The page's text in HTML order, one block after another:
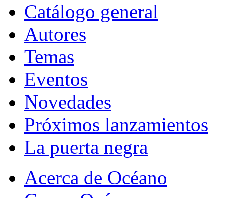
Catálogo general
Autores
Temas
Eventos
Novedades
Próximos lanzamientos
La puerta negra
Acerca de Océano